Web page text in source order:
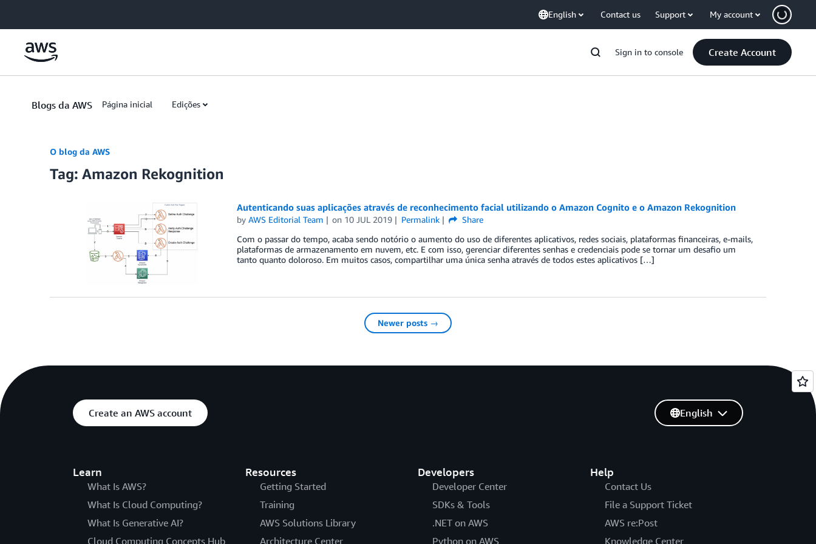
English Contact us Support My account
Sign in to console Create Account
Blogs da AWS Página inicial Edições
O blog da AWS
Tag: Amazon Rekognition
Autenticando suas aplicações através de reconhecimento facial utilizando o Amazon Cognito e o Amazon Rekognition
by AWS Editorial Team on 10 JUL 2019 Permalink
Share
Com o passar do tempo, acaba sendo notório o aumento do uso de diferentes aplicativos, redes sociais, plataformas financeiras, e-mails,
plataformas de armazenamento em nuvem, etc. E com isso, gerenciar diferentes senhas e credenciais pode se tornar um desafio um
tanto quanto doloroso. Em muitos casos, compartilhar uma única senha através de todos estes aplicativos […]
Newer posts →
Create an AWS account
Learn
What Is AWS?
What Is Cloud Computing?
What Is Generative AI?
Cloud Computing Concepts Hub
Resources
Getting Started
Training
AWS Solutions Library
Architecture Center
Developers
Developer Center
SDKs & Tools
.NET on AWS
Python on AWS
Help
Contact Us
File a Support Ticket
AWS re:Post
Knowledge Center
English